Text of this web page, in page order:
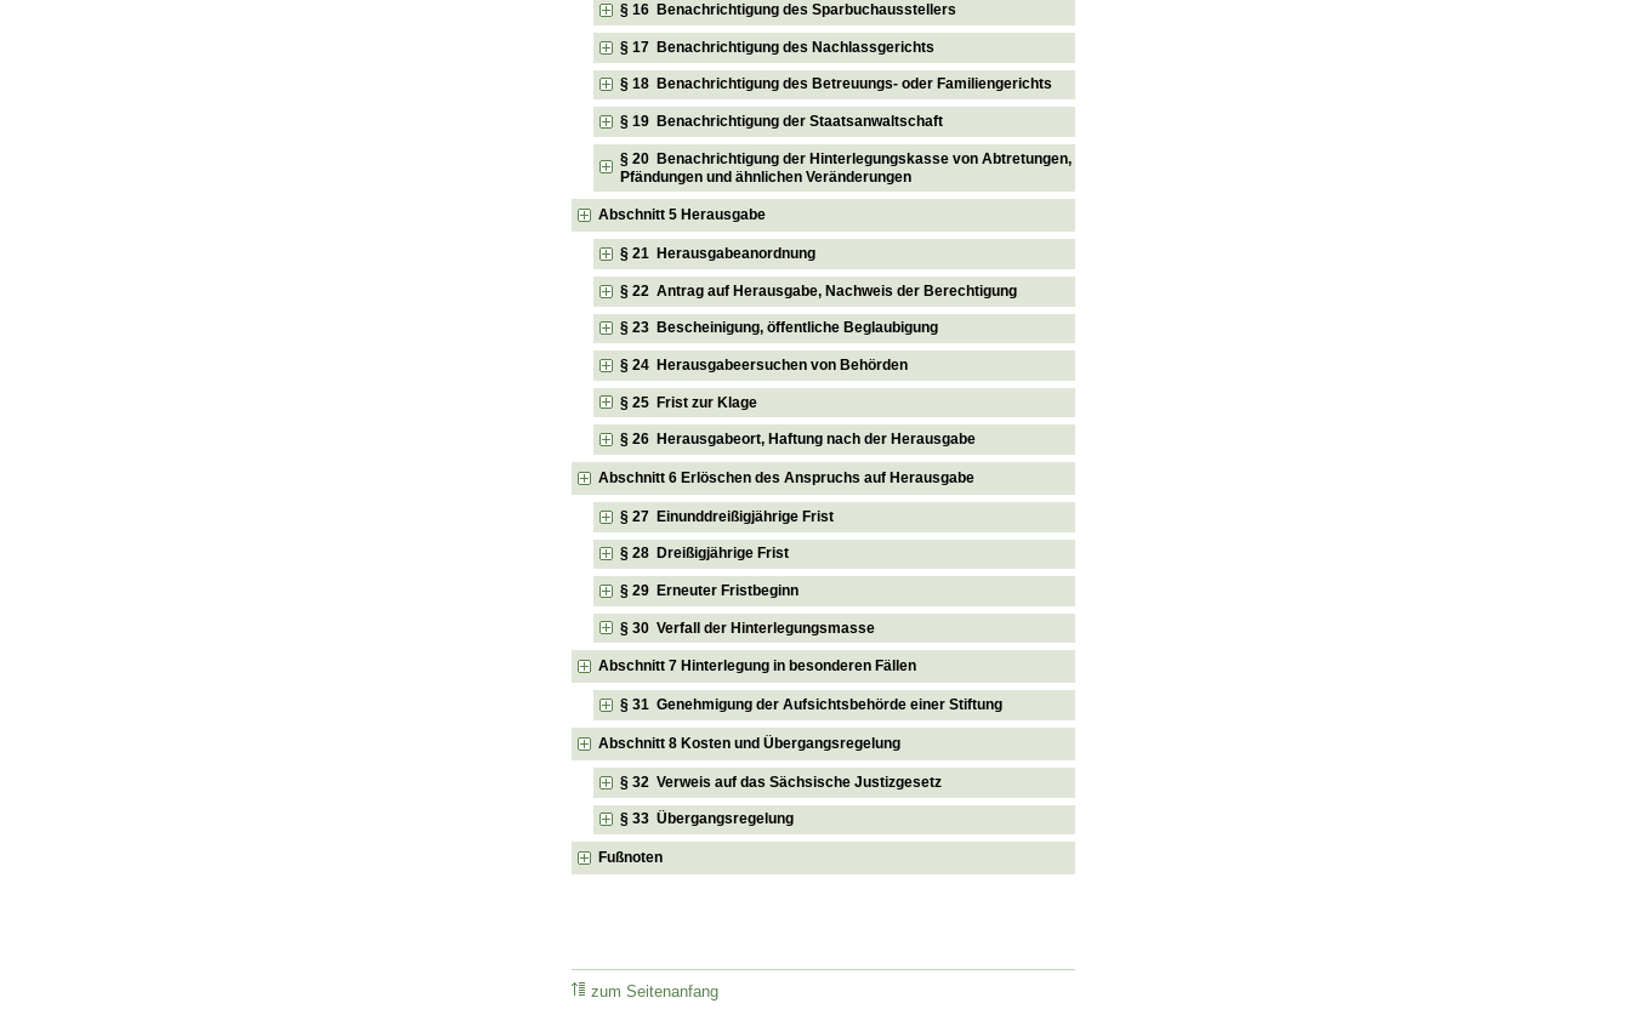
§ 16 Benachrichtigung des Sparbuchausstellers
§ 17 Benachrichtigung des Nachlassgerichts
§ 18 Benachrichtigung des Betreuungs- oder Familiengerichts
§ 19 Benachrichtigung der Staatsanwaltschaft
§ 20 Benachrichtigung der Hinterlegungskasse von Abtretungen,
Pfändungen und ähnlichen Veränderungen
Abschnitt 5 Herausgabe
§ 21 Herausgabeanordnung
§ 22 Antrag auf Herausgabe, Nachweis der Berechtigung
§ 23 Bescheinigung, öffentliche Beglaubigung
§ 24 Herausgabeersuchen von Behörden
§ 25 Frist zur Klage
§ 26 Herausgabeort, Haftung nach der Herausgabe
Abschnitt 6 Erlöschen des Anspruchs auf Herausgabe
§ 27 Einunddreißigjährige Frist
§ 28 Dreißigjährige Frist
§ 29 Erneuter Fristbeginn
§ 30 Verfall der Hinterlegungsmasse
Abschnitt 7 Hinterlegung in besonderen Fällen
§ 31 Genehmigung der Aufsichtsbehörde einer Stiftung
Abschnitt 8 Kosten und Übergangsregelung
§ 32 Verweis auf das Sächsische Justizgesetz
§ 33 Übergangsregelung
Fußnoten
zum Seitenanfang